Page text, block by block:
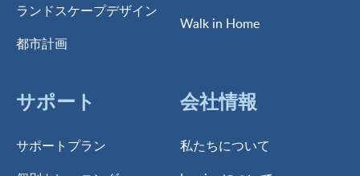
ランドスケープデザイン
都市計画
Walk in Home
サポート
サポートプラン
会社情報
私たちについて